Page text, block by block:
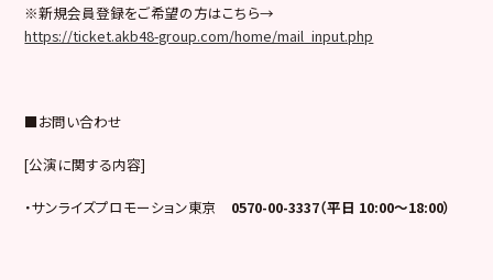
※新規会員登録をご希望の方はこちら→
https://ticket.akb48-group.com/home/mail_input.php
■お問い合わせ
[公演に関する内容]
・サンライズプロモーション東京 0570-00-3337（平日 10:00～18:00）